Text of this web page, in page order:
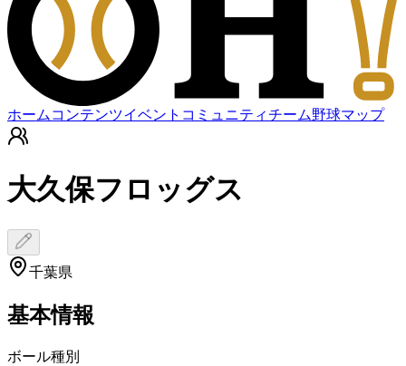
ホーム コンテンツイベント コミュニティチーム野球マップ
大久保フロッグス
千葉県
基本情報
ボール種別